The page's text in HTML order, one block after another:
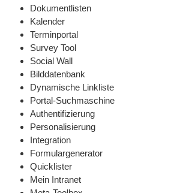
Dokumentlisten
Kalender
Terminportal
Survey Tool
Social Wall
Bilddatenbank
Dynamische Linkliste
Portal-Suchmaschine
Authentifizierung
Personalisierung
Integration
Formulargenerator
Quicklister
Mein Intranet